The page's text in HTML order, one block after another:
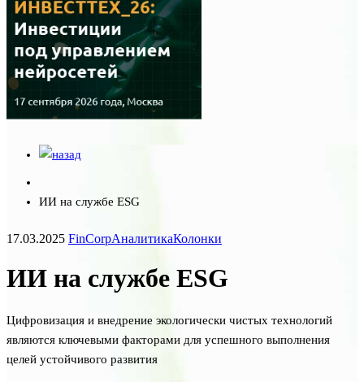
ИИ на службе ESG
17.03.2025 FinCorpАналитикаКолонки
ИИ на службе ESG
Цифровизация и внедрение экологически чистых технологий
являются ключевыми факторами для успешного выполнения
целей устойчивого развития